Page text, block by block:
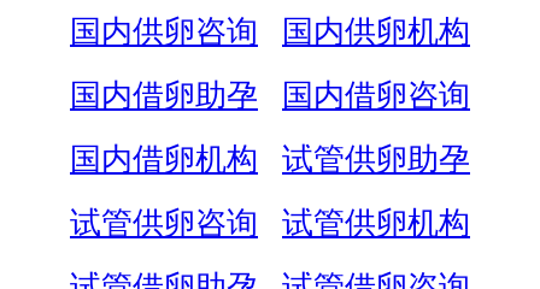
国内供卵咨询
国内供卵机构
国内借卵助孕
国内借卵咨询
国内借卵机构
试管供卵助孕
试管供卵咨询
试管供卵机构